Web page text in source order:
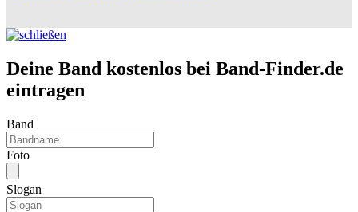
Deine Band kostenlos bei Band-Finder.de
eintragen
Band
Foto
Slogan